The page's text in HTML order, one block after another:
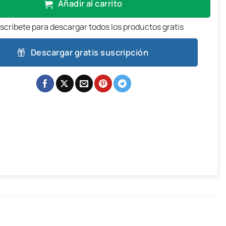
Añadir al carrito
para descargar todos los productos gratis
Descargar gratis suscripción